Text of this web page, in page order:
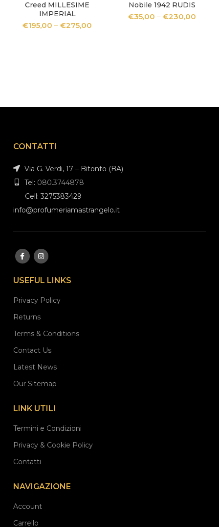
Creed MILLESIME
IMPERIAL
€195,00 – €275,00
Nobile 1942 RUDIS
€35,00 – €230,00
CONTATTI
Via G. Verdi, 17 – Bitonto (BA)
Tel: 080.3744878
Cell: 3275383429
info@profumeriamastrangelo.it
USEFUL LINKS
Privacy Policy
Returns
Terms & Conditions
Contact Us
Latest News
Our Sitemap
LINK UTILI
Termini e Condizioni
Privacy & Cookie Policy
Contatti
NAVIGAZIONE
Account
Carrello